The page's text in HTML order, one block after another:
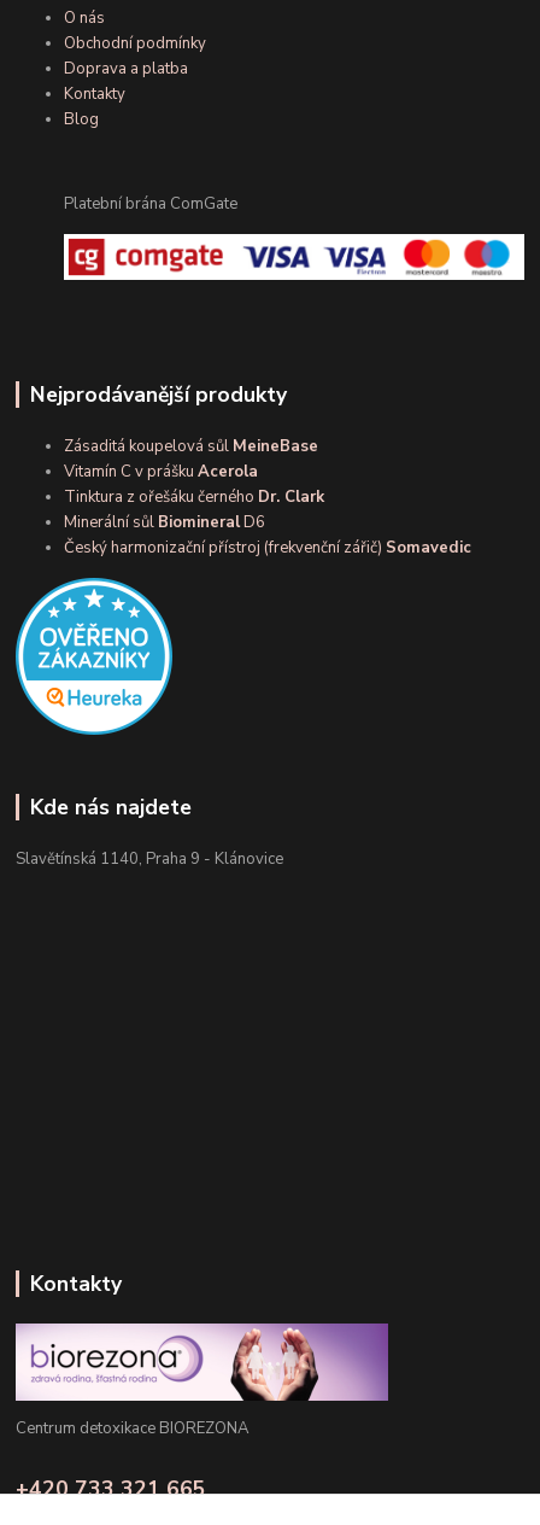
O nás
Obchodní podmínky
Doprava a platba
Kontakty
Blog
Platební brána ComGate
Nejprodávanější produkty
Zásaditá koupelová sůl MeineBase
Vitamín C v práškuAcerola
Tinktura z ořešáku černého Dr. Clark
Minerální sůl BiomineralD6
Český harmonizační přístroj (frekvenční zářič) Somavedic
Kde nás najdete
Slavětínská 1140, Praha 9 - Klánovice
Kontakty
Centrum detoxikace BIOREZONA
+420 733 321 665